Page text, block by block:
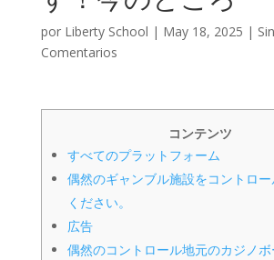
por Liberty School | May 18, 2025 |
Comentarios
コンテンツ
すべてのプラットフォーム
偶然のギャンブル施設をコントロ
ください。
広告
偶然のコントロール地元のカジノ